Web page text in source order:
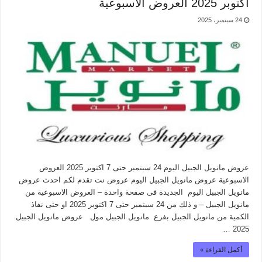
اكتوبر 2025 العروض الاسبوعية
24 سبتمبر، 2025
عروض مانويل الجبيل اليوم 24 سبتمبر حتى 7 اكتوبر 2025 العروض
الاسبوعية عروض مانويل الجبيل اليوم عروض نت تقدم لكم احدث عروض
مانويل الجبيل اليوم الجديدة فى صفحة واحدة – العروض الاسبوعية من
مانويل الجبيل – و ذلك من 24 سبتمبر حتى 7 اكتوبر 2025 او حتى نفاذ
الكمية من مانويل الجبيل بفرع مانويل الجبيل مول عروض مانويل الجبيل
2025 …
أكمل القراءة »